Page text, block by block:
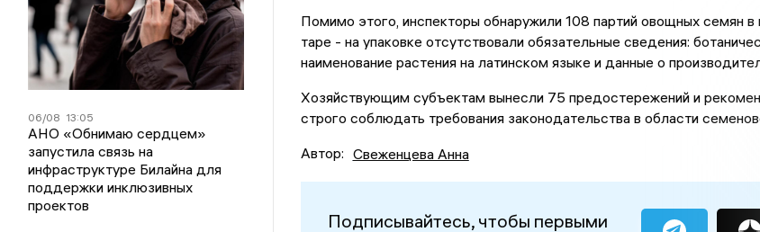
06/08 13:05
АНО «Обнимаю сердцем»
запустила связь на
инфраструктуре Билайна для
поддержки инклюзивных
проектов
Помимо этого, инспекторы обнаружили 108 партий овощных семян в
таре - на упаковке отсутствовали обязательные сведения:
наименование растения на латинском языке и данные о
Хозяйствующим субъектам вынесли 75 предостережений и
строго соблюдать требования законодательства в области
Автор: Свеженцева Анна
Подписывайтесь, чтобы первыми